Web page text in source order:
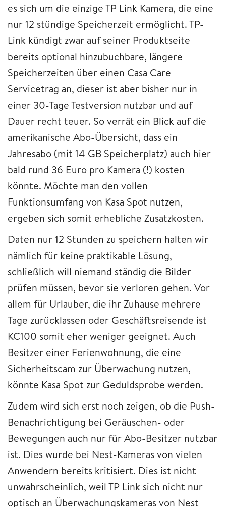
es sich um die einzige TP Link Kamera, die eine
nur 12 stündige Speicherzeit ermöglicht. TP-
Link kündigt zwar auf seiner Produktseite
bereits optional hinzubuchbare, längere
Speicherzeiten über einen Casa Care
Servicetrag an, dieser ist aber bisher nur in
einer 30-Tage Testversion nutzbar und auf
Dauer recht teuer. So verrät ein Blick auf die
amerikanische Abo-Übersicht, dass ein
Jahresabo (mit 14 GB Speicherplatz) auch hier
bald rund 36 Euro pro Kamera (!) kosten
könnte. Möchte man den vollen
Funktionsumfang von Kasa Spot nutzen,
ergeben sich somit erhebliche Zusatzkosten.
Daten nur 12 Stunden zu speichern halten wir
nämlich für keine praktikable Lösung,
schließlich will niemand ständig die Bilder
prüfen müssen, bevor sie verloren gehen. Vor
allem für Urlauber, die ihr Zuhause mehrere
Tage zurücklassen oder Geschäftsreisende ist
KC100 somit eher weniger geeignet. Auch
Besitzer einer Ferienwohnung, die eine
Sicherheitscam zur Überwachung nutzen,
könnte Kasa Spot zur Geduldsprobe werden.
Zudem wird sich erst noch zeigen, ob die Push-
Benachrichtigung bei Geräuschen- oder
Bewegungen auch nur für Abo-Besitzer nutzbar
ist. Dies wurde bei Nest-Kameras von vielen
Anwendern bereits kritisiert. Dies ist nicht
unwahrscheinlich, weil TP Link sich nicht nur
optisch an Überwachungskameras von Nest